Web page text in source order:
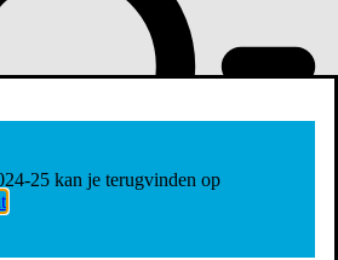
25 kan je terugvinden op